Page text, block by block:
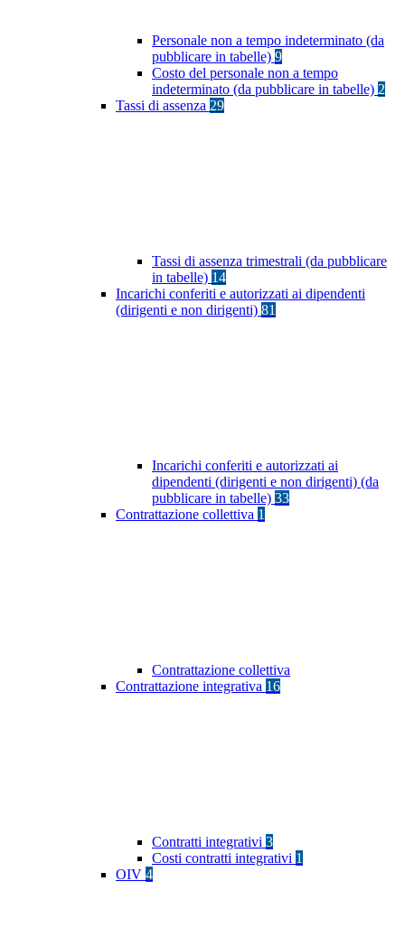
Personale non a tempo indeterminato (da
pubblicare in tabelle) 9
Costo del personale non a tempo
indeterminato (da pubblicare in tabelle) 2
Tassi di assenza 29
Tassi di assenza trimestrali (da pubblicare
in tabelle) 14
Incarichi conferiti e autorizzati ai dipendenti
(dirigenti e non dirigenti) 81
Incarichi conferiti e autorizzati ai
dipendenti (dirigenti e non dirigenti) (da
pubblicare in tabelle) 33
Contrattazione collettiva 1
Contrattazione collettiva
Contrattazione integrativa 16
Contratti integrativi 3
Costi contratti integrativi 1
OIV 4